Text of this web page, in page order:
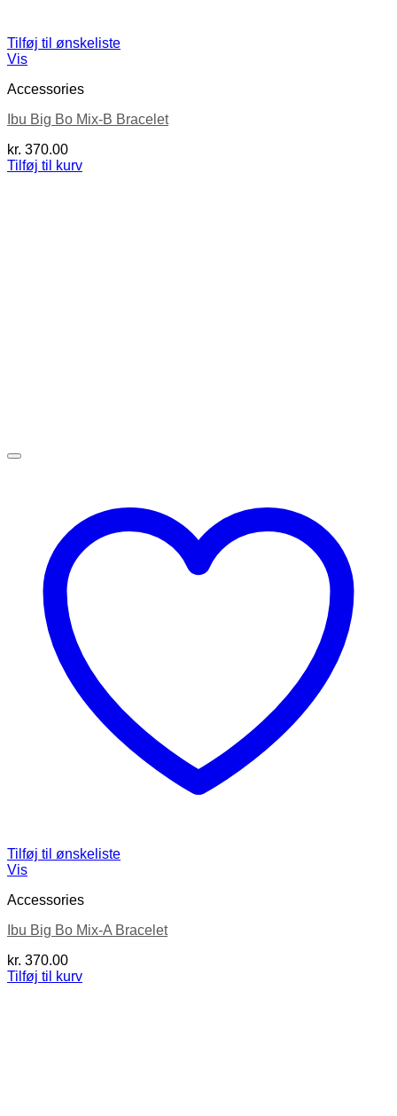
Tilføj til ønskeliste
Vis
Accessories
Ibu Big Bo Mix-B Bracelet
kr. 370.00
Tilføj til kurv
Tilføj til ønskeliste
Vis
Accessories
Ibu Big Bo Mix-A Bracelet
kr. 370.00
Tilføj til kurv